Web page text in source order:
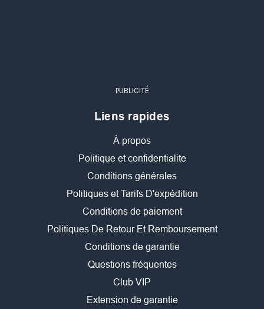
PUBLICITÉ
Liens rapides
À propos
Politique et confidentialite
Conditions générales
Politiques et Tarifs D'expédition
Conditions de paiement
Politiques De Retour Et Remboursement
Conditions de garantie
Questions fréquentes
Club VIP
Extension de garantie